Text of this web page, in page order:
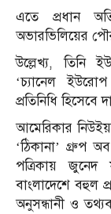
এতে প্রধান
অভারভিলিয়ের
উল্লেখ্য, তিনি
‘চ‍্যানেল ইউরোপ
প্রতিনিধি হিসেবে
আমেরিকার
‘ঠিকানা‌’ গ্রুপ
পত্রিকায় জুনেদ
বাংলাদেশে বহুল
অনুসন্ধানী ও